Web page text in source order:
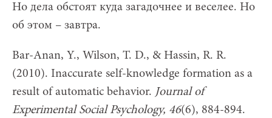
Но дела обстоят куда загадочнее и веселее. Но
об этом – завтра.
Bar-Anan, Y., Wilson, T. D., & Hassin, R. R.
(2010). Inaccurate self-knowledge formation as a
result of automatic behavior. Journal of
Experimental Social Psychology, 46(6), 884-894.